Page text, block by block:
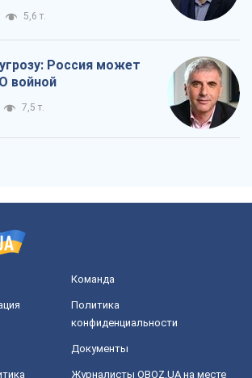
5,6 т.
Россия может
войной
7,5 т.
Команда
Политика
конфиденциальности
Документы
Журналисты OBOZ.UA на месте